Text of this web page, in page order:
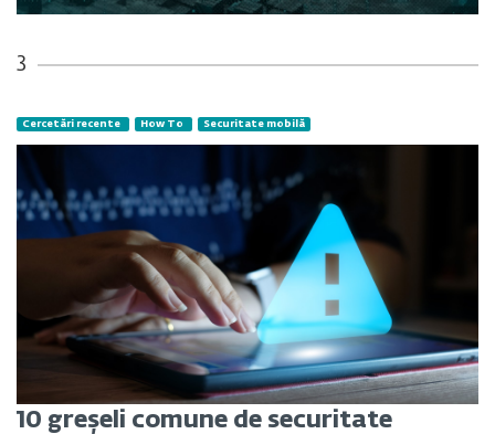
3
Cercetări recente How To Securitate mobilă
10 greșeli comune de securitate